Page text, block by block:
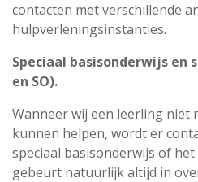
contacten met verschillende
hulpverleningsinstanties.
Speciaal basisonderwijs en
en SO).
Wanneer wij een leerling niet
kunnen helpen, wordt er
speciaal basisonderwijs of
gebeurt natuurlijk altijd in